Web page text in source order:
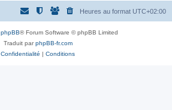
Heures au format UTC+02:00
phpBB® Forum Software © phpBB Limited
Traduit parphpBB-fr.com
Confidentialité | Conditions